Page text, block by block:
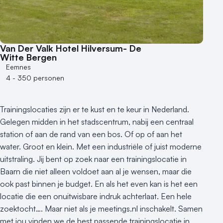
Kasteel en landgoed
Kleine / intieme locatie
Locaties aan zee
Museum
Theater
Varende locatie
Van Der Valk Hotel Hilversum- De
Witte Bergen
Eemnes
4 - 350 personen
Trainingslocaties zijn er te kust en te keur in Nederland.
Gelegen midden in het stadscentrum, nabij een centraal
station of aan de rand van een bos. Of op of aan het
water. Groot en klein. Met een industriële of juist moderne
uitstraling. Jij bent op zoek naar een trainingslocatie in
Baarn die niet alleen voldoet aan al je wensen, maar die
ook past binnen je budget. En als het even kan is het een
locatie die een onuitwisbare indruk achterlaat. Een hele
zoektocht…. Maar niet als je meetings.nl inschakelt. Samen
met jou vinden we de best passende trainingslocatie in